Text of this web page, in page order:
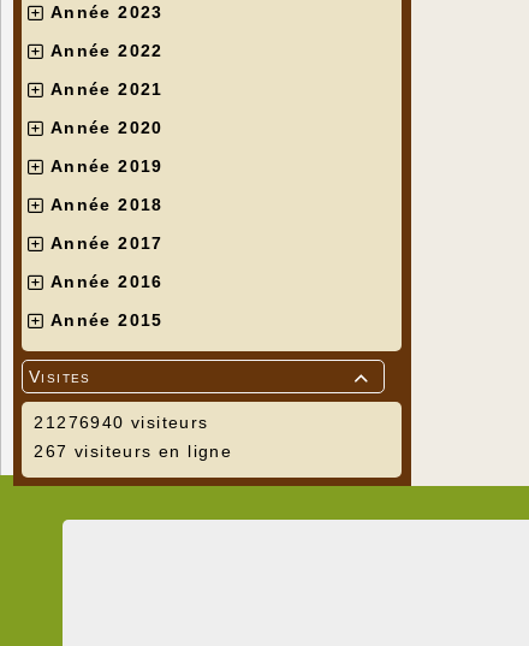
Année 2023
Année 2022
Année 2021
Année 2020
Année 2019
Année 2018
Année 2017
Année 2016
Année 2015

Visites
21276940 visiteurs
267 visiteurs en ligne